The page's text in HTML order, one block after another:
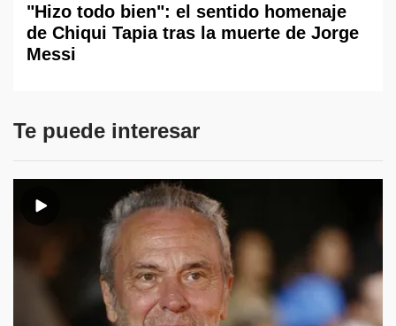
"Hizo todo bien": el sentido homenaje
de Chiqui Tapia tras la muerte de Jorge
Messi
Te puede interesar